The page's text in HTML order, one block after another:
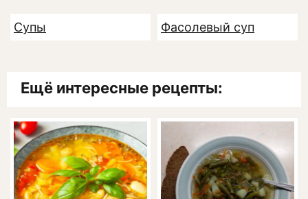
Супы Фасолевый суп
Ещё интересные рецепты: